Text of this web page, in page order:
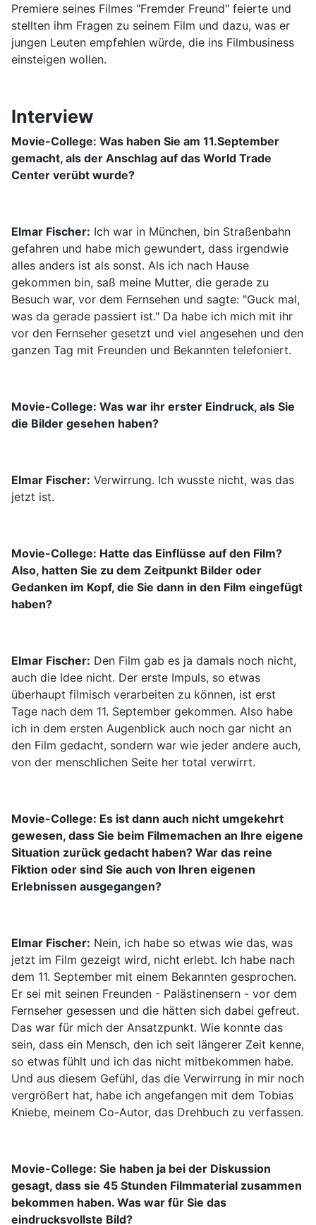
Premiere seines Filmes "Fremder Freund" feierte und
stellten ihm Fragen zu seinem Film und dazu, was er
jungen Leuten empfehlen würde, die ins Filmbusiness
einsteigen wollen.
Interview
Movie-College: Was haben Sie am 11.September
gemacht, als der Anschlag auf das World Trade
Center verübt wurde?
Elmar Fischer: Ich war in München, bin Straßenbahn
gefahren und habe mich gewundert, dass irgendwie
alles anders ist als sonst. Als ich nach Hause
gekommen bin, saß meine Mutter, die gerade zu
Besuch war, vor dem Fernsehen und sagte: "Guck mal,
was da gerade passiert ist." Da habe ich mich mit ihr
vor den Fernseher gesetzt und viel angesehen und den
ganzen Tag mit Freunden und Bekannten telefoniert.
Movie-College: Was war ihr erster Eindruck, als Sie
die Bilder gesehen haben?
Elmar Fischer: Verwirrung. Ich wusste nicht, was das
jetzt ist.
Movie-College: Hatte das Einflüsse auf den Film?
Also, hatten Sie zu dem Zeitpunkt Bilder oder
Gedanken im Kopf, die Sie dann in den Film eingefügt
haben?
Elmar Fischer: Den Film gab es ja damals noch nicht,
auch die Idee nicht. Der erste Impuls, so etwas
überhaupt filmisch verarbeiten zu können, ist erst
Tage nach dem 11. September gekommen. Also habe
ich in dem ersten Augenblick auch noch gar nicht an
den Film gedacht, sondern war wie jeder andere auch,
von der menschlichen Seite her total verwirrt.
Movie-College: Es ist dann auch nicht umgekehrt
gewesen, dass Sie beim Filmemachen an Ihre eigene
Situation zurück gedacht haben? War das reine
Fiktion oder sind Sie auch von Ihren eigenen
Erlebnissen ausgegangen?
Elmar Fischer: Nein, ich habe so etwas wie das, was
jetzt im Film gezeigt wird, nicht erlebt. Ich habe nach
dem 11. September mit einem Bekannten gesprochen.
Er sei mit seinen Freunden - Palästinensern - vor dem
Fernseher gesessen und die hätten sich dabei gefreut.
Das war für mich der Ansatzpunkt. Wie konnte das
sein, dass ein Mensch, den ich seit längerer Zeit kenne,
so etwas fühlt und ich das nicht mitbekommen habe.
Und aus diesem Gefühl, das die Verwirrung in mir noch
vergrößert hat, habe ich angefangen mit dem Tobias
Kniebe, meinem Co-Autor, das Drehbuch zu verfassen.
Movie-College: Sie haben ja bei der Diskussion
gesagt, dass sie 45 Stunden Filmmaterial zusammen
bekommen haben. Was war für Sie das
eindrucksvollste Bild?